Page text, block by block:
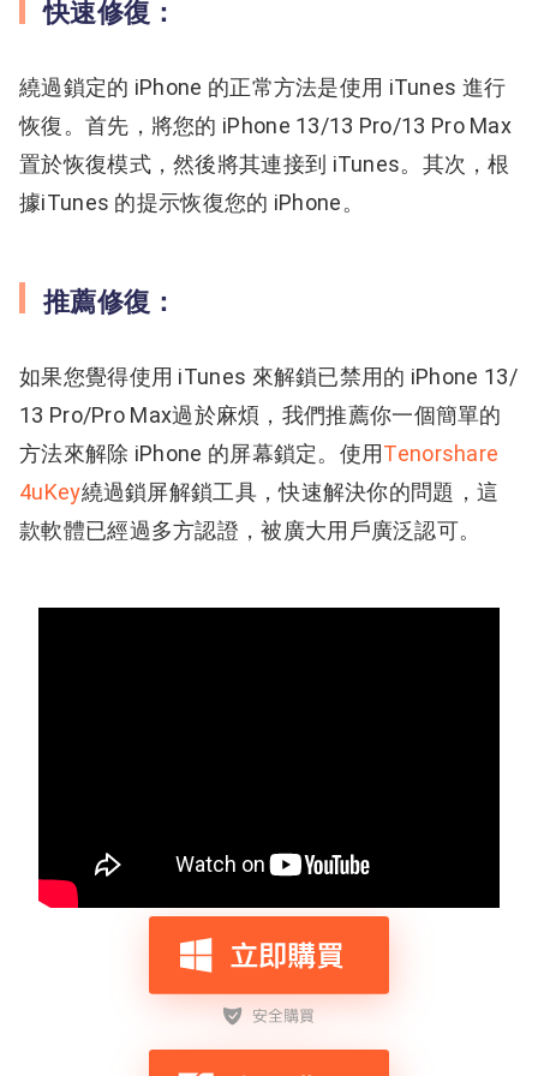
快速修復：
繞過鎖定的 iPhone 的正常方法是使用 iTunes 進行
恢復。首先，將您的 iPhone 13/13 Pro/13 Pro Max
置於恢復模式，然後將其連接到 iTunes。其次，根
據iTunes 的提示恢復您的 iPhone。
推薦修復：
如果您覺得使用 iTunes 來解鎖已禁用的 iPhone 13/
13 Pro/Pro Max過於麻煩，我們推薦你一個簡單的
方法來解除 iPhone 的屏幕鎖定。使用Tenorshare
4uKey繞過鎖屏解鎖工具，快速解決你的問題，這
款軟體已經過多方認證，被廣大用戶廣泛認可。